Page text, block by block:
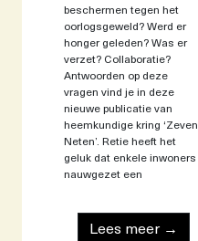
beschermen tegen het
oorlogsgeweld? Werd er
honger geleden? Was er
verzet? Collaboratie?
Antwoorden op deze
vragen vind je in deze
nieuwe publicatie van
heemkundige kring ‘Zeven
Neten’. Retie heeft het
geluk dat enkele inwoners
nauwgezet een
Lees meer →